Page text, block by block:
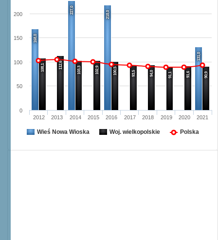
168,0
227,0 218,0
131,0
108,1
112,6
103,3 102,9 100,5 93,5 94,0 91,1 91,6 90,9
2012 2013 2014 2015 2016 2017 2018 2019 2020 2021
0
50
100
150
200
Wieś Nowa Wioska Woj. wielkopolskie Polska